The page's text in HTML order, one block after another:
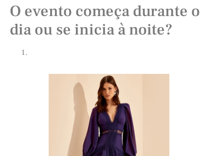
O evento começa durante o
dia ou se inicia à noite?